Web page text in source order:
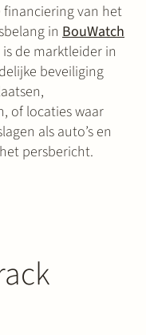
financiering van het
in BouWatch
de marktleider in
beveiliging
of locaties waar
als auto’s en
persbericht.